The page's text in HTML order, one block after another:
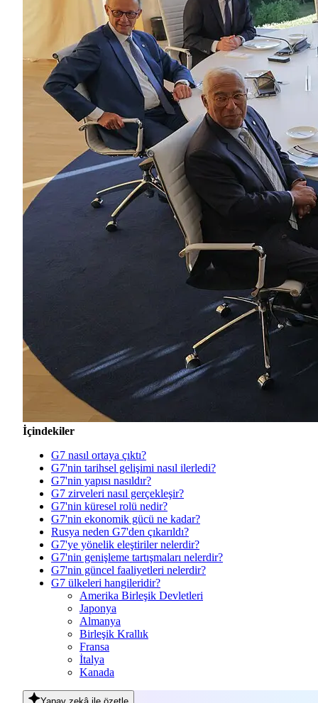
İçindekiler
G7 nasıl ortaya çıktı?
G7'nin tarihsel gelişimi nasıl ilerledi?
G7'nin yapısı nasıldır?
G7 zirveleri nasıl gerçekleşir?
G7'nin küresel rolü nedir?
G7'nin ekonomik gücü ne kadar?
Rusya neden G7'den çıkarıldı?
G7'ye yönelik eleştiriler nelerdir?
G7'nin genişleme tartışmaları nelerdir?
G7'nin güncel faaliyetleri nelerdir?
G7 ülkeleri hangileridir?
Amerika Birleşik Devletleri
Japonya
Almanya
Birleşik Krallık
Fransa
İtalya
Kanada